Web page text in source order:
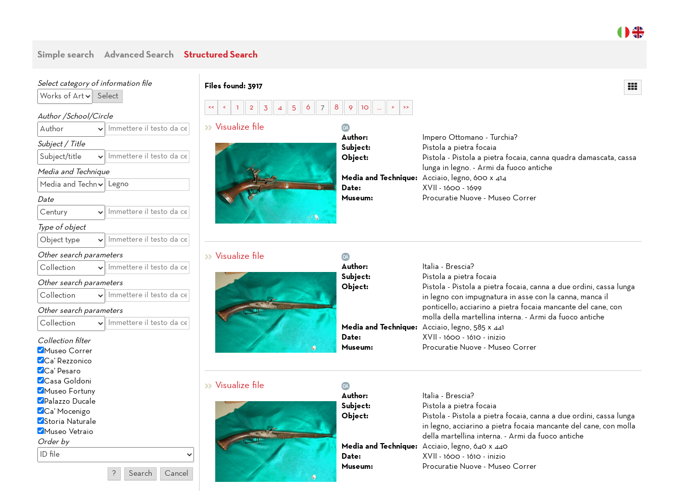
Simple search Advanced Search Structured Search
Select category of information file
Author /School/Circle
Subject / Title
Media and Technique
Date
Type of object
Other search parameters
Other search parameters
Other search parameters
Collection filter
Museo Correr
Ca' Rezzonico
Ca' Pesaro
Casa Goldoni
Museo Fortuny
Palazzo Ducale
Ca' Mocenigo
Storia Naturale
Museo Vetraio
Order by
Files found: 3917
<< < 1 2 3 4 5 6 7 8 9 10 ... > >>
Visualize file
Author:
Impero Ottomano - Turchia?
Subject:
Pistola a pietra focaia
Object:
Pistola - Pistola a pietra focaia, canna quadra damascata, cassa
lunga in legno. - Armi da fuoco antiche
Media and Technique:
Acciaio, legno, 600 x 414
Date:
XVII - 1600 - 1699
Museum:
Procuratie Nuove - Museo Correr
Visualize file
Author:
Italia - Brescia?
Subject:
Pistola a pietra focaia
Object:
Pistola - Pistola a pietra focaia, canna a due ordini, cassa lunga
in legno con impugnatura in asse con la canna, manca il
ponticello; acciarino a pietra focaia mancante del cane, con
molla della martellina interna. - Armi da fuoco antiche
Media and Technique:
Acciaio, legno, 585 x 441
Date:
XVII - 1600 - 1610 - inizio
Museum:
Procuratie Nuove - Museo Correr
Visualize file
Author:
Italia - Brescia?
Subject:
Pistola a pietra focaia
Object:
Pistola - Pistola a pietra focaia, canna a due ordini, cassa lunga
in legno, acciarino a pietra focaia mancante del cane, con molla
della martellina interna. - Armi da fuoco antiche
Media and Technique:
Acciaio, legno, 640 x 440
Date:
XVII - 1600 - 1610 - inizio
Museum:
Procuratie Nuove - Museo Correr